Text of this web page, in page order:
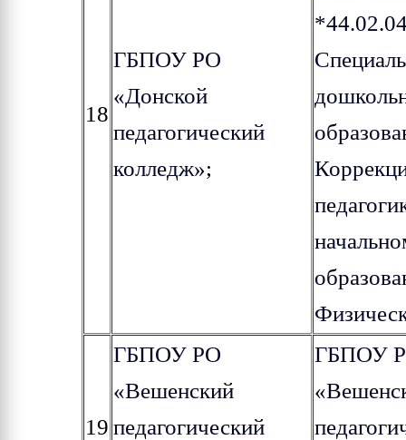
18
ГБПОУ РО
«Донской
педагогический
колледж»;
19
ГБПОУ РО
«Вешенский
педагогический
ГБПОУ